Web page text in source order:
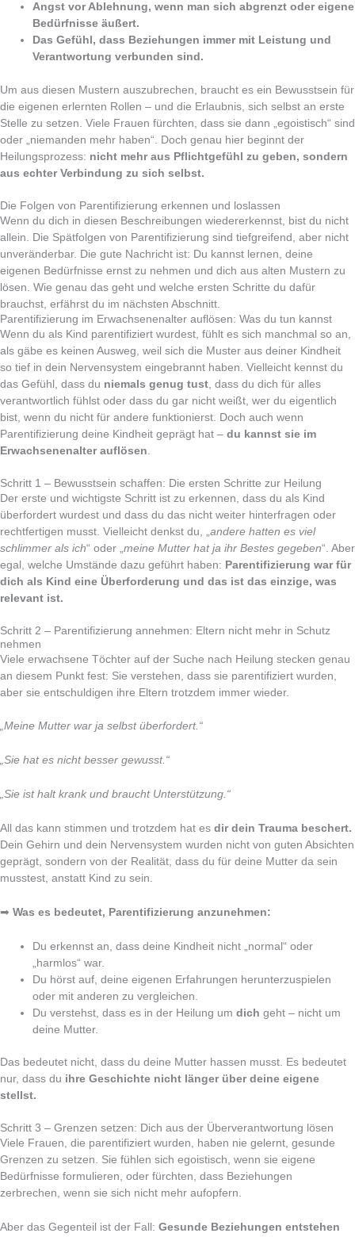
Angst vor Ablehnung, wenn man sich abgrenzt oder eigene
Bedürfnisse äußert.
Das Gefühl, dass Beziehungen immer mit Leistung und
Verantwortung verbunden sind.
Um aus diesen Mustern auszubrechen, braucht es ein Bewusstsein für
die eigenen erlernten Rollen – und die Erlaubnis, sich selbst an erste
Stelle zu setzen. Viele Frauen fürchten, dass sie dann „egoistisch“ sind
oder „niemanden mehr haben“. Doch genau hier beginnt der
Heilungsprozess: nicht mehr aus Pflichtgefühl zu geben, sondern
aus echter Verbindung zu sich selbst.
Die Folgen von Parentifizierung erkennen und loslassen
Wenn du dich in diesen Beschreibungen wiedererkennst, bist du nicht
allein. Die Spätfolgen von Parentifizierung sind tiefgreifend, aber nicht
unveränderbar. Die gute Nachricht ist: Du kannst lernen, deine
eigenen Bedürfnisse ernst zu nehmen und dich aus alten Mustern zu
lösen. Wie genau das geht und welche ersten Schritte du dafür
brauchst, erfährst du im nächsten Abschnitt.
Parentifizierung im Erwachsenenalter auflösen: Was du tun kannst
Wenn du als Kind parentifiziert wurdest, fühlt es sich manchmal so an,
als gäbe es keinen Ausweg, weil sich die Muster aus deiner Kindheit
so tief in dein Nervensystem eingebrannt haben. Vielleicht kennst du
das Gefühl, dass du niemals genug tust , dass du dich für alles
verantwortlich fühlst oder dass du gar nicht weißt, wer du eigentlich
bist, wenn du nicht für andere funktionierst. Doch auch wenn
Parentifizierung deine Kindheit geprägt hat – du kannst sie im
Erwachsenenalter auflösen
Schritt 1 – Bewusstsein schaffen: Die ersten Schritte zur Heilung
Der erste und wichtigste Schritt ist zu erkennen, dass du als Kind
überfordert wurdest und dass du das nicht weiter hinterfragen oder
rechtfertigen musst. Vielleicht denkst du, „ andere hatten es viel
schlimmer als ich“ oder „ meine Mutter hat ja ihr Bestes gegeben“. Aber
egal, welche Umstände dazu geführt haben: Parentifizierung war für
dich als Kind eine Überforderung und das ist das einzige, was
relevant ist.
Schritt 2 – Parentifizierung annehmen: Eltern nicht mehr in Schutz
nehmen
Viele erwachsene Töchter auf der Suche nach Heilung stecken genau
an diesem Punkt fest: Sie verstehen, dass sie parentifiziert wurden,
aber sie entschuldigen ihre Eltern trotzdem immer wieder.
„Meine Mutter war ja selbst überfordert.“
„Sie hat es nicht besser gewusst.“
„Sie ist halt krank und braucht Unterstützung.“
All das kann stimmen und trotzdem hat es dir dein Trauma beschert.
Dein Gehirn und dein Nervensystem wurden nicht von guten Absichten
geprägt, sondern von der Realität, dass du für deine Mutter da sein
musstest, anstatt Kind zu sein.
➡ Was es bedeutet, Parentifizierung anzunehmen:
Du erkennst an, dass deine Kindheit nicht „normal“ oder
„harmlos“ war.
Du hörst auf, deine eigenen Erfahrungen herunterzuspielen
oder mit anderen zu vergleichen.
Du verstehst, dass es in der Heilung umdich geht – nicht um
deine Mutter.
Das bedeutet nicht, dass du deine Mutter hassen musst. Es bedeutet
nur, dass du ihre Geschichte nicht länger über deine eigene
stellst.
Schritt 3 – Grenzen setzen: Dich aus der Überverantwortung lösen
Viele Frauen, die parentifiziert wurden, haben nie gelernt, gesunde
Grenzen zu setzen. Sie fühlen sich egoistisch, wenn sie eigene
Bedürfnisse formulieren, oder fürchten, dass Beziehungen
zerbrechen, wenn sie sich nicht mehr aufopfern.
Aber das Gegenteil ist der Fall: Gesunde Beziehungen entstehen